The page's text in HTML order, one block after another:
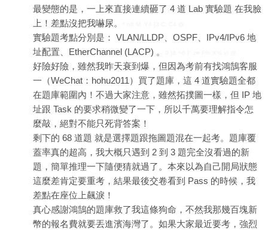
最變態的是，一上來直接連續砸了 4 道 Lab 實驗題 在我臉
上！差點沒把我嚇尿。
實驗題考點分別是： VLAN/LLDP、OSPF、IPv4/IPv6 地
址配置、EtherChannel (LACP) 。
好險好險，雖然我昨天衰到爆，但因為考前有找鴻鵠客服
一（WeChat：hohu2011）買了題庫，這 4 道實驗題全都
在題庫範圍內！不過大家注意，雖然拓撲圖一樣，但 IP 地
址跟 Task 的要求稍微變了一下，所以千萬要理解指令怎
麼敲，絕對不能只死背答案！
剩下的 68 道題 就是選擇題跟拖圖題混在一起考。題庫覆
蓋率真的超高，我大概只遇到 2 到 3 題完全沒看過的新
題，簡單推理一下隨便猜就過了。本來以為自己開局狀態
這麼差肯定要重考，結果最後交卷看到 Pass 的時候，我
差點在座位上飆淚！
真心感謝鴻鵠的題庫救了我這條狗命，不然我那幾百塊新
幣的報名費就要丟進濱海灣了。如果大家最近要考，強烈